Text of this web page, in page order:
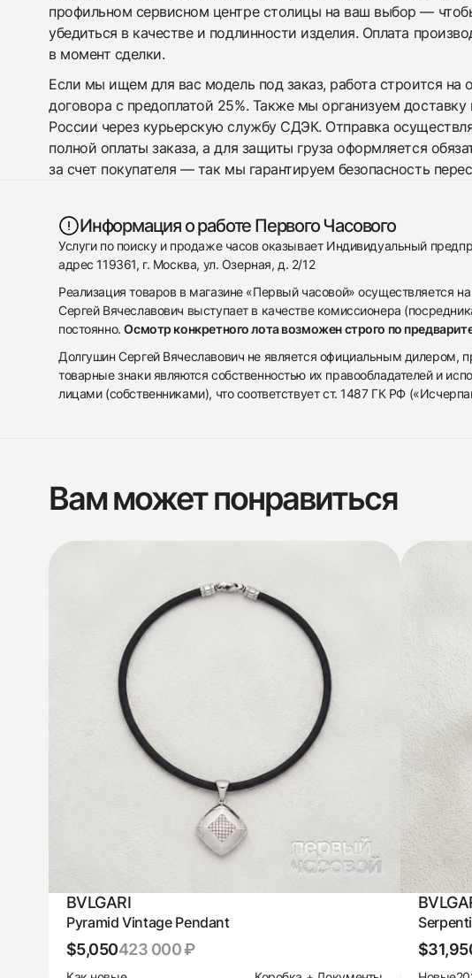
профильном сервисном центре столицы на ваш выбор —
убедиться в качестве и подлинности изделия. Оплата
в момент сделки.
Если мы ищем для вас модель под заказ, работа строится на
договора с предоплатой 25%. Также мы организуем
России через курьерскую службу СДЭК. Отправка
полной оплаты заказа, а для защиты груза оформляется
за счет покупателя — так мы гарантируем безопасность
Информация о работе Первого Часового
Услуги по поиску и продаже часов оказывает Индивидуальный
адрес 119361, г. Москва, ул. Озерная, д. 2/12
Реализация товаров в магазине «Первый часовой» осуществляется
Сергей Вячеславович выступает в качестве комиссионера
постоянно.Осмотр конкретного лота возможен строго по
Долгушин Сергей Вячеславович не является официальным дилером,
товарные знаки являются собственностью их правообладателей и
лицами (собственниками), что соответствует ст. 1487 ГК РФ
Вам может понравиться
BVLGARI
Pyramid Vintage Pendant
$5,050423 000 ₽